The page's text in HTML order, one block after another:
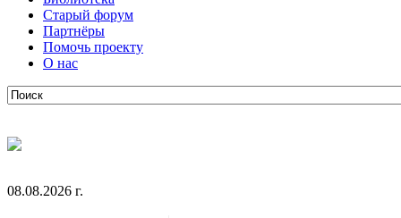
Старый форум
Партнёры
Помочь проекту
О нас
08.08.2026 г.